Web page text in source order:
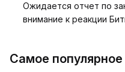
Ожидается отчет по
внимание к реакции
Самое популярное